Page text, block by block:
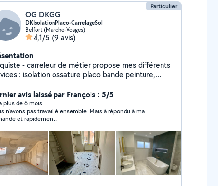
Particulier
OG DKGG
DKIsolationPlaco-CarrelageSol
Belfort (Marche-Vosges)
4,1/5 (9 avis)
- carreleur de métier propose mes différents
: isolation ossature placo bande peinture,
avis laissé par François : 5/5
plus de 6 mois
n'avons pas travaillé ensemble. Mais à répondu à ma
et rapidement.